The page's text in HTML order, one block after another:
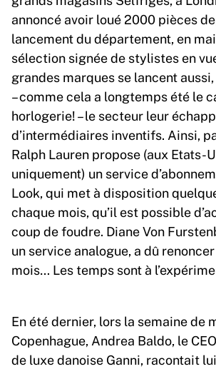
annoncé avoir loué 2000 pièces
lancement du département, en
sélection signée de stylistes en
grandes marques se lancent
– comme cela a longtemps été le
horlogerie! – le secteur leur
d’intermédiaires inventifs. Ainsi,
Ralph Lauren propose (aux Etats-
uniquement) un service
Look, qui met à disposition
chaque mois, qu’il est possible
coup de foudre. Diane Von
un service analogue, a dû
mois… Les temps sont à
En été dernier, lors la semaine de
Copenhague, Andrea Baldo, le
de luxe danoise Ganni, racontait